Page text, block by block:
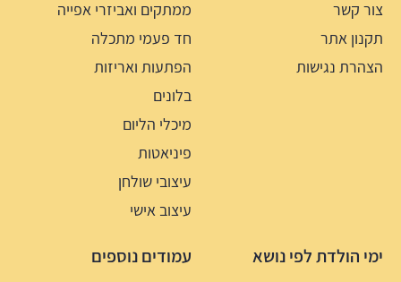
צור קשר
תקנון אתר
הצהרת נגישות
ממתקים ואביזרי אפייה
חד פעמי מתכלה
הפתעות ואריזות
בלונים
מיכלי הליום
פיניאטות
עיצובי שולחן
עיצוב אישי
ימי הולדת לפי נושא עמודים נוספים